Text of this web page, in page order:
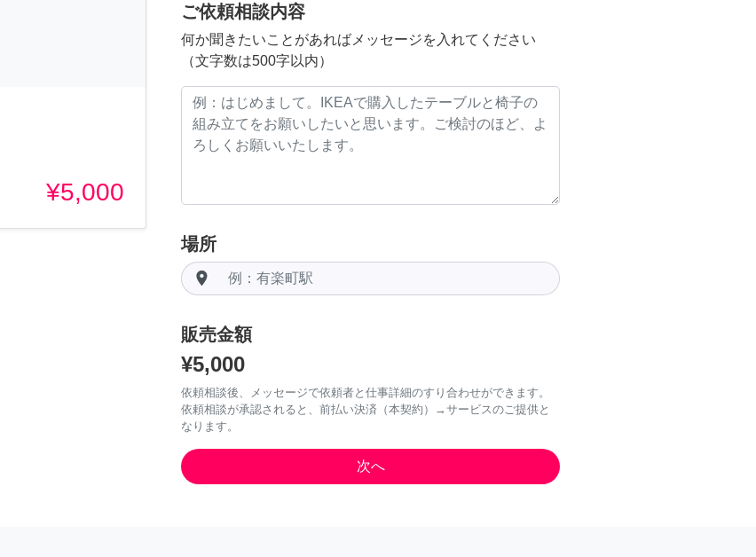
¥5,000
ご依頼相談内容
何か聞きたいことがあればメッセージを入れてください
（文字数は500字以内）
場所
room
販売金額
¥5,000
依頼相談後、メッセージで依頼者と仕事詳細のすり合わせができます。
依頼相談が承認されると、前払い決済（本契約）→サービスのご提供と
なります。